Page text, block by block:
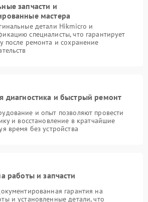
запчасти и
мастера
детали Hikmicro и
специалисты, что гарантирует
после ремонта и сохранение
диагностика и быстрый ремонт
и опыт позволяют провести
и восстановление в кратчайшие
время без устройства
работы и запчасти
гарантия на
и установленные детали, что